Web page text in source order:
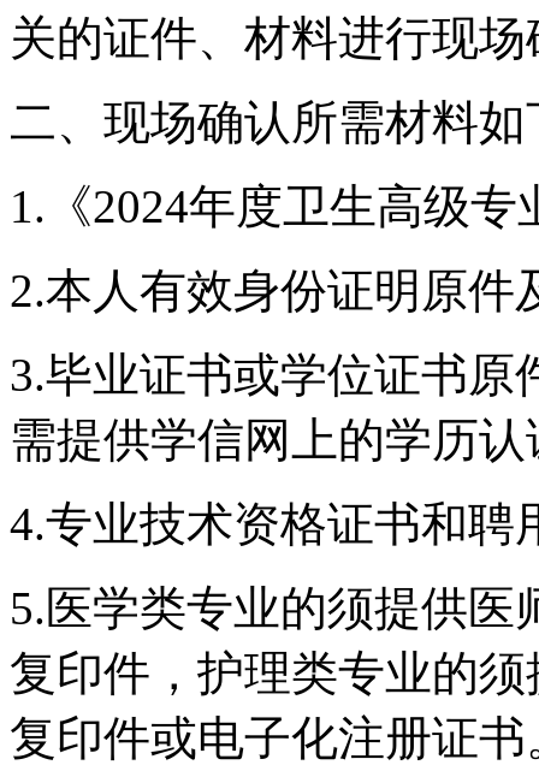
关的证件、材料进行现
二、现场确认所需材料如
1.《2024年度卫生高级
2.本人有效身份证明原件
3.毕业证书或学位证书
需提供学信网上的学历认
4.专业技术资格证书和聘
5.医学类专业的须提供
复印件，护理类专业的
复印件或电子化注册证书